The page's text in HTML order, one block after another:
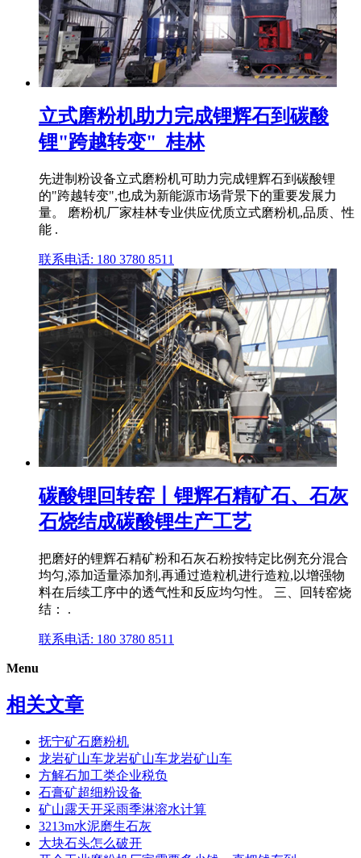
立式磨粉机助力完成锂辉石到碳酸
锂"跨越转变"_桂林
先进制粉设备立式磨粉机可助力完成锂辉石到碳酸锂
的"跨越转变",也成为新能源市场背景下的重要发展力
量。 磨粉机厂家桂林专业供应优质立式磨粉机,品质、性
能 .
联系电话: 180 3780 8511
碳酸锂回转窑丨锂辉石精矿石、石灰
石烧结成碳酸锂生产工艺
把磨好的锂辉石精矿粉和石灰石粉按特定比例充分混合
均匀,添加适量添加剂,再通过造粒机进行造粒,以增强物
料在后续工序中的透气性和反应均匀性。 三、回转窑烧
结： .
联系电话: 180 3780 8511
Menu
相关文章
抚宁矿石磨粉机
龙岩矿山车龙岩矿山车龙岩矿山车
方解石加工类企业税负
石膏矿超细粉设备
矿山露天开采雨季淋溶水计算
3213m水泥磨生石灰
大块石头怎么破开